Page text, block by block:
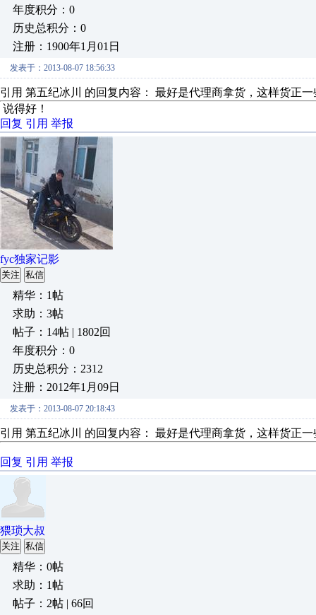
年度积分：0
历史总积分：0
注册：1900年1月01日
发表于：2013-08-07 18:56:33
引用 第五纪冰川 的回复内容： 最好是代理商拿货，这样货正
说得好！
回复 引用 举报
fyc独家记影
关注 私信
精华：1帖
求助：3帖
帖子：14帖 | 1802回
年度积分：0
历史总积分：2312
注册：2012年1月09日
发表于：2013-08-07 20:18:43
引用 第五纪冰川 的回复内容： 最好是代理商拿货，这样货正
回复 引用 举报
猥琐大叔
关注 私信
精华：0帖
求助：1帖
帖子：2帖 | 66回